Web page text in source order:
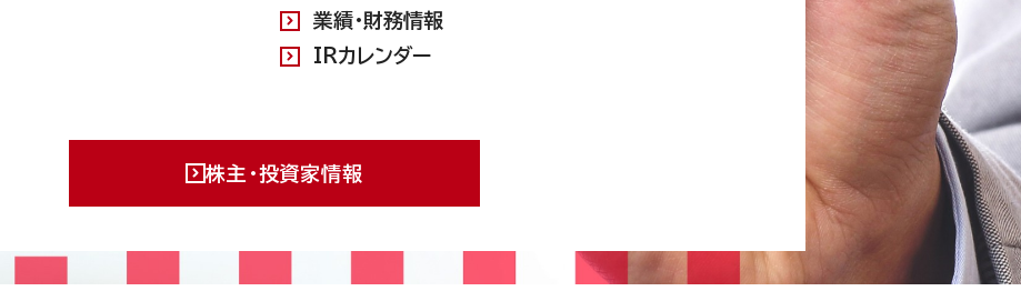
業績・財務情報
IRカレンダー
株主・投資家情報